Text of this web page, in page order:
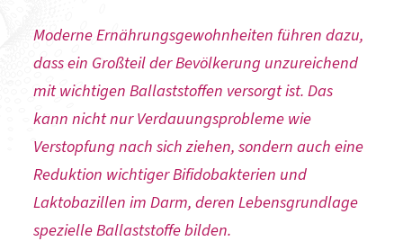
Moderne Ernährungsgewohnheiten führen dazu,
dass ein Großteil der Bevölkerung unzureichend
mit wichtigen Ballaststoffen versorgt ist. Das
kann nicht nur Verdauungsprobleme wie
Verstopfung nach sich ziehen, sondern auch eine
Reduktion wichtiger Bifidobakterien und
Laktobazillen im Darm, deren Lebensgrundlage
spezielle Ballaststoffe bilden.